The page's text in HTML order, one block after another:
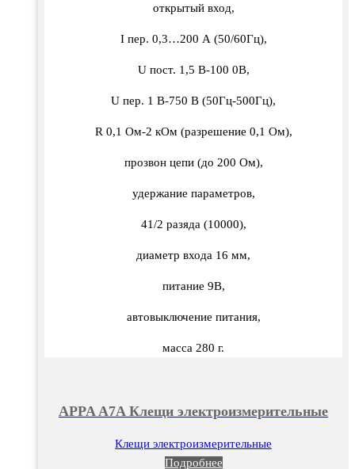
открытый вход,
I пер. 0,3…200 А (50/60Гц),
U пост. 1,5 В-100 0В,
U пер. 1 В-750 В (50Гц-500Гц),
R 0,1 Ом-2 кОм (разрешение 0,1 Ом),
прозвон цепи (до 200 Ом),
удержание параметров,
41/2 разяда (10000),
диаметр входа 16 мм,
питание 9В,
автовыключение питания,
масса 280 г.
APPA A7A Клещи электроизмерительные
Клещи электроизмерительные
Подробнее